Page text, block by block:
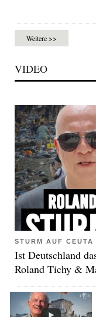
Weitere >>
VIDEO
STURM AUF CEUTA
Ist Deutschland
Roland Tichy &